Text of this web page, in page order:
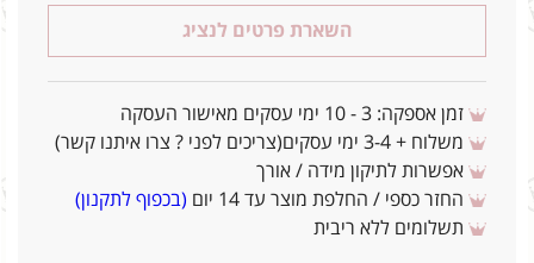
השארת פרטים לנציג
זמן אספקה: 3 - 10 ימי עסקים מאישור העסקה
משלוח + 3-4 ימי עסקים(צריכים לפני ? צרו איתנו קשר)
אפשרות לתיקון מידה / אורך
החזר כספי / החלפת מוצר עד 14 יום
(בכפוף לתקנון)
תשלומים ללא ריבית